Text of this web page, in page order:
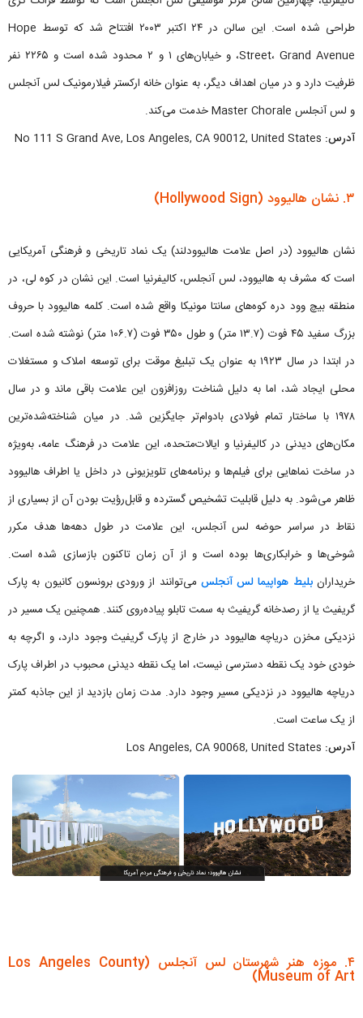
طراحی شده است. این سالن در ۲۴ اکتبر ۲۰۰۳ افتتاح شد که توسط Hope
Street، Grand Avenue، و خیابان‌های ۱ و ۲ محدود شده است و ۲۲۶۵ نفر
ظرفیت دارد و در میان اهداف دیگر، به عنوان خانه ارکستر فیلارمونیک لس آنجلس
و لس آنجلس Master Chorale خدمت می‌کند.
آدرس:
۳. نشان هالیوود (Hollywood Sign)
نشان هالیوود (در اصل علامت هالیوودلند) یک نماد تاریخی و فرهنگی آمریکایی
است که مشرف به هالیوود، لس آنجلس، کالیفرنیا است. این نشان در کوه لی، در
منطقه بیچ وود دره کوه‌های سانتا مونیکا واقع شده است. کلمه هالیوود با حروف
بزرگ سفید ۴۵ فوت (۱۳.۷ متر) و طول ۳۵۰ فوت (۱۰۶.۷ متر) نوشته شده است.
در ابتدا در سال ۱۹۲۳ به عنوان یک تبلیغ موقت برای توسعه املاک و مستغلات
محلی ایجاد شد، اما به دلیل شناخت روزافزون این علامت باقی ماند و در سال
۱۹۷۸ با ساختار تمام فولادی بادوام‌تر جایگزین شد. در میان شناخته‌شده‌ترین
مکان‌های دیدنی در کالیفرنیا و ایالات‌متحده، این علامت در فرهنگ عامه، به‌ویژه
در ساخت نماهایی برای فیلم‌ها و برنامه‌های تلویزیونی در داخل یا اطراف هالیوود
ظاهر می‌شود. به دلیل قابلیت تشخیص گسترده و قابل‌رؤیت بودن آن از بسیاری از
نقاط در سراسر حوضه لس آنجلس، این علامت در طول دهه‌ها هدف مکرر
شوخی‌ها و خرابکاری‌ها بوده است و از آن زمان تاکنون بازسازی شده است.
خریدارانبلیط هواپیما لس آنجلس می‌توانند از ورودی برونسون کانیون به پارک
گریفیث یا از رصدخانه گریفیث به سمت تابلو پیاده‌روی کنند. همچنین یک مسیر در
نزدیکی مخزن دریاچه هالیوود در خارج از پارک گریفیث وجود دارد، و اگرچه به
خودی خود یک نقطه دسترسی نیست، اما یک نقطه دیدنی محبوب در اطراف پارک
دریاچه هالیوود در نزدیکی مسیر وجود دارد. مدت زمان بازدید از این جاذبه کمتر
از یک ساعت است.
آدرس:
۴. موزه هنر شهرستان لس آنجلس (Los Angeles County
Museum of Art)